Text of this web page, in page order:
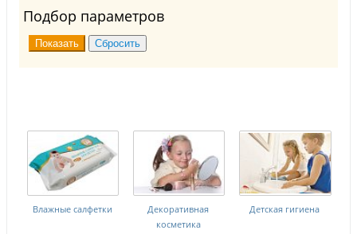
Подбор параметров
Влажные салфетки
Декоративная
косметика
Детская гигиена